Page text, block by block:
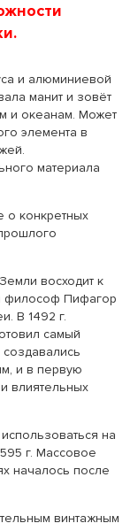
и алюминиевой
манит и зовёт
и океанам. Может
элемента в
материала
о конкретных
восходит к
философ Пифагор
В 1492 г.
самый
и в первую
влиятельных
на
г. Массовое
началось после
винтажным